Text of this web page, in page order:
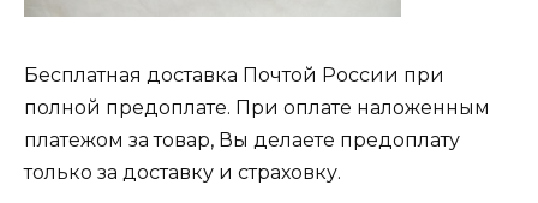
Бесплатная доставка Почтой России при
полной предоплате. При оплате наложенным
платежом за товар, Вы делаете предоплату
только за доставку и страховку.